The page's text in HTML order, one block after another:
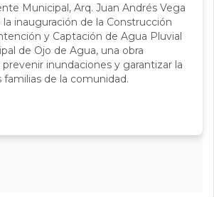
Municipal, Arq. Juan Andrés Vega
la inauguración de la Construcción
y Captación de Agua Pluvial
de Ojo de Agua, una obra
inundaciones y garantizar la
familias de la comunidad.